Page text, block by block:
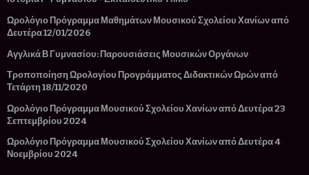
Ωρολόγιο Πρόγραμμα Μαθημάτων Μουσικού Σχολείου Χανίων από
Δευτέρα 12/01/2026
Αγγλικά Β Γυμνασίου: Παρουσιάσεις Μουσικών Οργάνων
Τροποποίηση Ωρολογίου Προγράμματος Διδακτικών Ωρών από
Τετάρτη 18/11/2020
Ωρολόγιο Πρόγραμμα Μουσικού Σχολείου Χανίων από Δευτέρα 23
Σεπτεμβρίου 2024
Ωρολόγιο Πρόγραμμα Μουσικού Σχολείου Χανίων από Δευτέρα 4
Νοεμβρίου 2024